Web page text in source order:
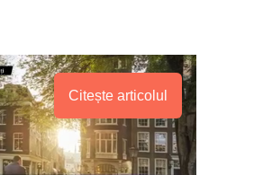
Citește articolul